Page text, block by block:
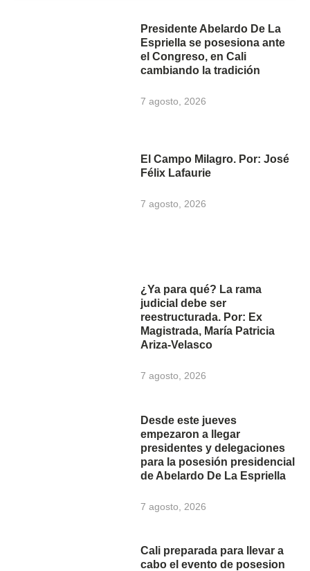
Presidente Abelardo De La
Espriella se posesiona ante
el Congreso, en Cali
cambiando la tradición
7 agosto, 2026
El Campo Milagro. Por: José
Félix Lafaurie
7 agosto, 2026
¿Ya para qué? La rama
judicial debe ser
reestructurada. Por: Ex
Magistrada, María Patricia
Ariza-Velasco
7 agosto, 2026
Desde este jueves
empezaron a llegar
presidentes y delegaciones
para la posesión presidencial
de Abelardo De La Espriella
7 agosto, 2026
Cali preparada para llevar a
cabo el evento de posesion